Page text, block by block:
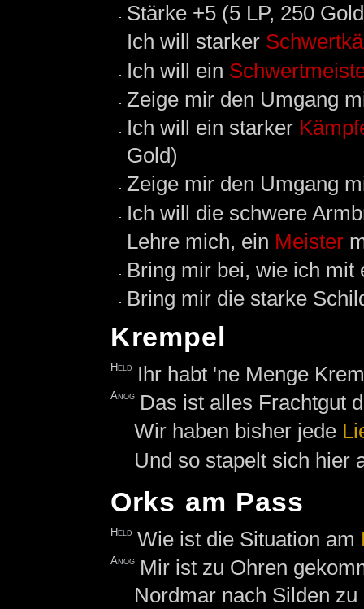
Stärke +5 (5 LP, 250
Ich will starker
Ich will ein
Zeige mir den Umgang
Ich will ein starker
Gold)
Zeige mir den Umgang
Ich will die schwere
Lehre mich, ein Meister
Bring mir bei, wie ich
Bring mir die starke
Krempel
Held Ihr habt 'ne Menge
Anog Das ist alles Frachtgut
Wir haben bisher jede
Und so stapelt sich hier
Orks am Pass
Held Wie ist die Situation am
Anog Mir ist zu Ohren
Nordmar nach Silden zu